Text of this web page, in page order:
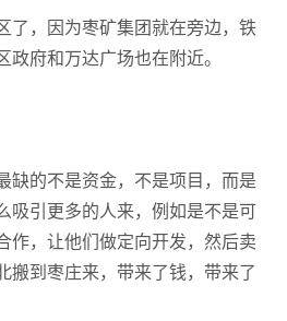
了，因为枣矿集团就在旁边，铁
府和万达广场也在附近。
缺的不是资金，不是项目，而是
吸引更多的人来，例如是不是可
作，让他们做定向开发，然后卖
搬到枣庄来，带来了钱，带来了